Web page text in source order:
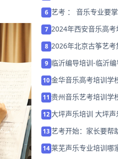
6 艺考 ： 音乐专业要
7 2024年西安音乐高考
8 2026年北京古筝艺
9 临沂编导培训-临沂
10金华音乐高考培训学
11 贵州音乐艺考培训学
12大坪声乐培训 大坪声
13艺考开始：家长要帮
14莱芜声乐专业培训哪